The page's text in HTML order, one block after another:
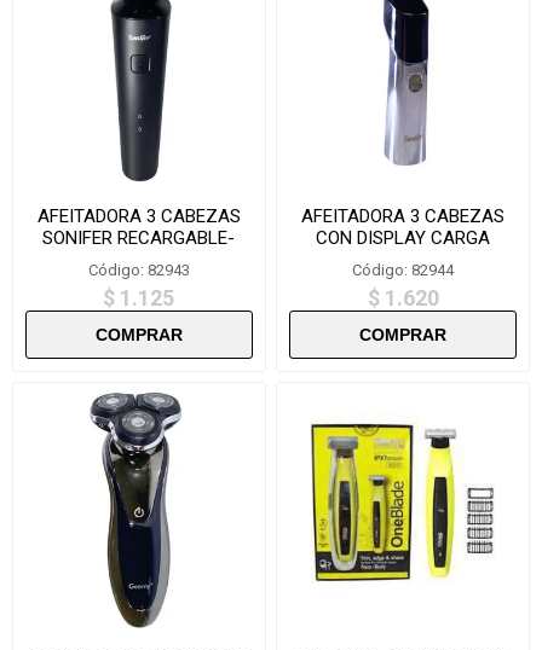
AFEITADORA 3 CABEZAS
SONIFER RECARGABLE-
SF9531
Código: 82943
$ 1.125
AFEITADORA 3 CABEZAS
CON DISPLAY CARGA
RAPIDA SONIFER- SF966
Código: 82944
$ 1.620